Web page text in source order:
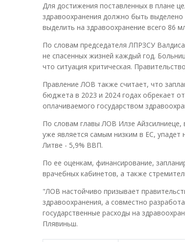
Для достижения поставленных в плане
здравоохранения должно быть
выделить на здравоохранение всего 86
По словам председателя ЛПРЗСУ
не спасенных жизней каждый год.
что ситуация критическая.
Правление ЛОВ также считает, что
бюджета в 2023 и 2024 годах обрекает
оплачиваемого государством
По словам главы ЛОВ Илзе Айзсилниеце,
уже является самым низким в ЕС,
Литве - 5,9% ВВП.
По ее оценкам, финансирование,
врачебных кабинетов, а также
"ЛОВ настойчиво призывает
здравоохранения, а совместно
государственные расходы на
Плявиньш.